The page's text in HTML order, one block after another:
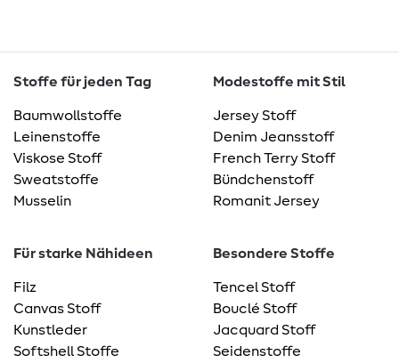
Stoffe für jeden Tag
Baumwollstoffe
Leinenstoffe
Viskose Stoff
Sweatstoffe
Musselin
Modestoffe mit Stil
Jersey Stoff
Denim Jeansstoff
French Terry Stoff
Bündchenstoff
Romanit Jersey
Für starke Nähideen
Filz
Canvas Stoff
Kunstleder
Softshell Stoffe
Besondere Stoffe
Tencel Stoff
Bouclé Stoff
Jacquard Stoff
Seidenstoffe